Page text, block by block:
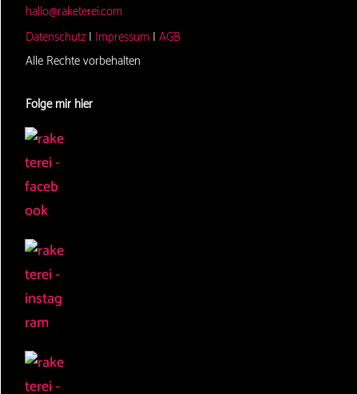
hallo@raketerei.com
Datenschutz | Impressum | AGB
Alle Rechte vorbehalten
Folge mir hier